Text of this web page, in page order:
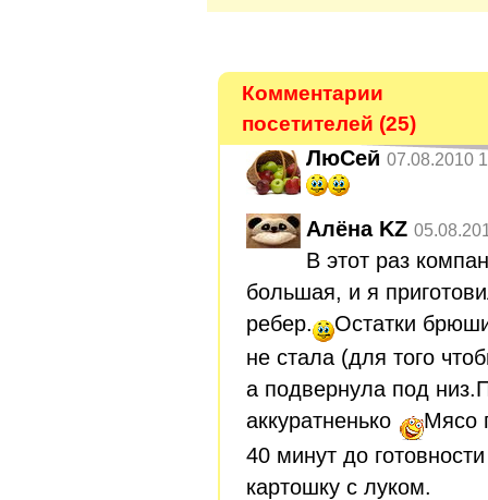
Комментарии
посетителей (25)
ЛюСей 07.08.2010
Алёна KZ
В этот раз
большая, и я
ребер.
Остатки
не стала (для того
а подвернула под
аккуратненько
Мясо
40 минут до
картошку с луком.